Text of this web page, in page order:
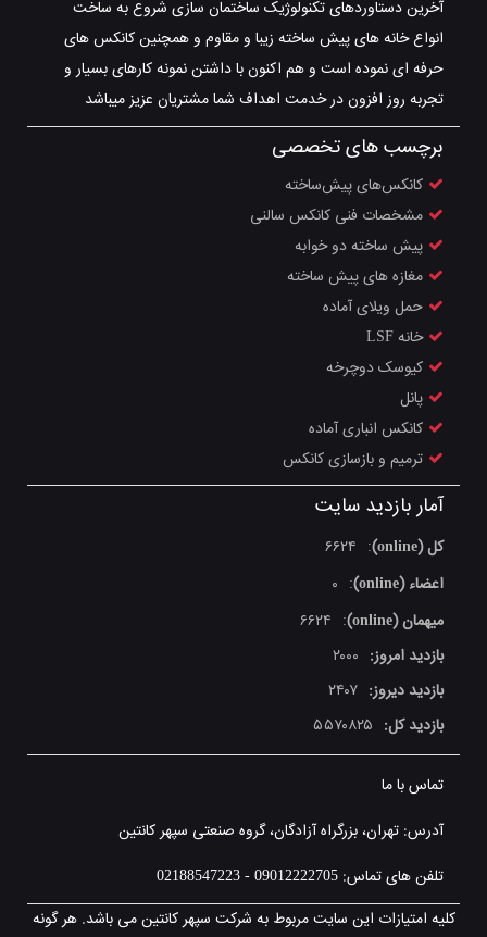
آخرین دستاوردهای تکنولوژیک ساختمان سازی شروع به ساخت
انواع خانه های پیش ساخته زیبا و مقاوم و همچنین کانکس های
حرفه ای نموده است و هم اکنون با داشتن نمونه کارهای بسیار و
تجربه روز افزون در خدمت اهداف شما مشتریان عزیز میباشد
برچسب های تخصصی
کانکس‌های پیش‌ساخته
مشخصات فنی کانکس سالنی
پیش ساخته دو خوابه
مغازه های پیش ساخته
حمل ویلای آماده
خانه LSF
کیوسک دوچرخه
پانل
کانکس انباری آماده
ترمیم و بازسازی کانکس
آمار بازدید سایت
کل (online) :
۶۶۲۴
اعضاء (online)
:
۰
میهمان (online)
:
۶۶۲۴
بازدید امروز: ۲۰۰۰
بازدید دیروز: ۲۴۰۷
بازدید کل: ۵۵۷۰۸۲۵
تماس با ما
آدرس: تهران، بزرگراه آزادگان، گروه صنعتی سپهر کانتین
تلفن های تماس: 09012222705 - 02188547223
کلیه امتیازات این سایت مربوط به شرکت سپهر کانتین می باشد. هر گونه